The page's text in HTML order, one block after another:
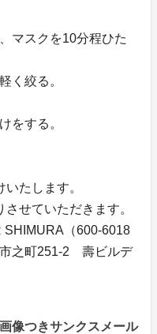
マスクを10分程ひた
く絞る。
をする。
たします。
せていただきます。
（600-6018
之町251-2 壽ビルデ
像つきサンクスメール